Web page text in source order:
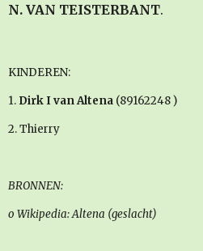
N. VAN TEISTERBANT.
KINDEREN:
1. Dirk I van Altena (89162248 )
2. Thierry
BRONNEN:
o Wikipedia: Altena (geslacht)